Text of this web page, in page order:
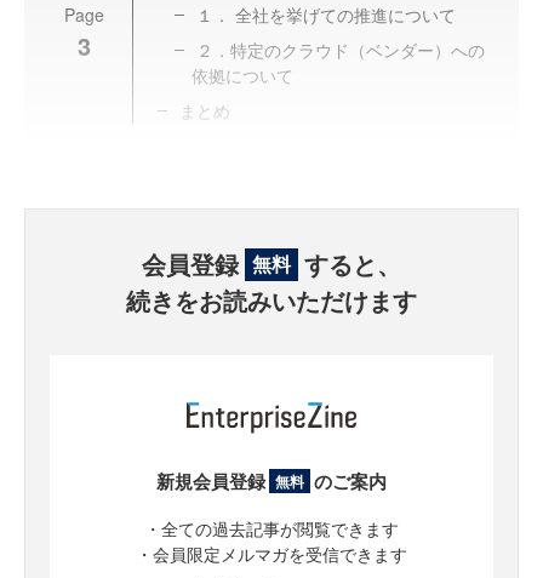
Page
3
１． 全社を挙げての推進について
２．特定のクラウド（ベンダー）への
依拠について
まとめ
会員登録 無料 すると、
続きをお読みいただけます
新規会員登録 無料 のご案内
・全ての過去記事が閲覧できます
・会員限定メルマガを受信できます